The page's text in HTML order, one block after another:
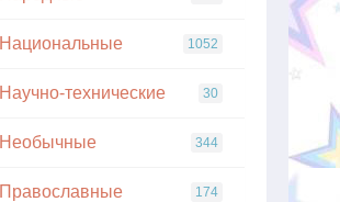
Национальные 1052
Научно-технические 30
Необычные 344
Православные 174